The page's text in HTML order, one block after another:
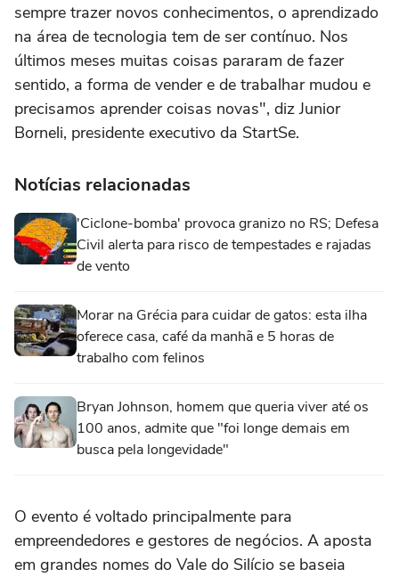
sempre trazer novos conhecimentos, o aprendizado
na área de tecnologia tem de ser contínuo. Nos
últimos meses muitas coisas pararam de fazer
sentido, a forma de vender e de trabalhar mudou e
precisamos aprender coisas novas", diz Junior
Borneli, presidente executivo da StartSe.
Notícias relacionadas
'Ciclone-bomba' provoca granizo no RS; Defesa
Civil alerta para risco de tempestades e rajadas
de vento
Morar na Grécia para cuidar de gatos: esta ilha
oferece casa, café da manhã e 5 horas de
trabalho com felinos
Bryan Johnson, homem que queria viver até os
100 anos, admite que "foi longe demais em
busca pela longevidade"
O evento é voltado principalmente para
empreendedores e gestores de negócios. A aposta
em grandes nomes do Vale do Silício se baseia